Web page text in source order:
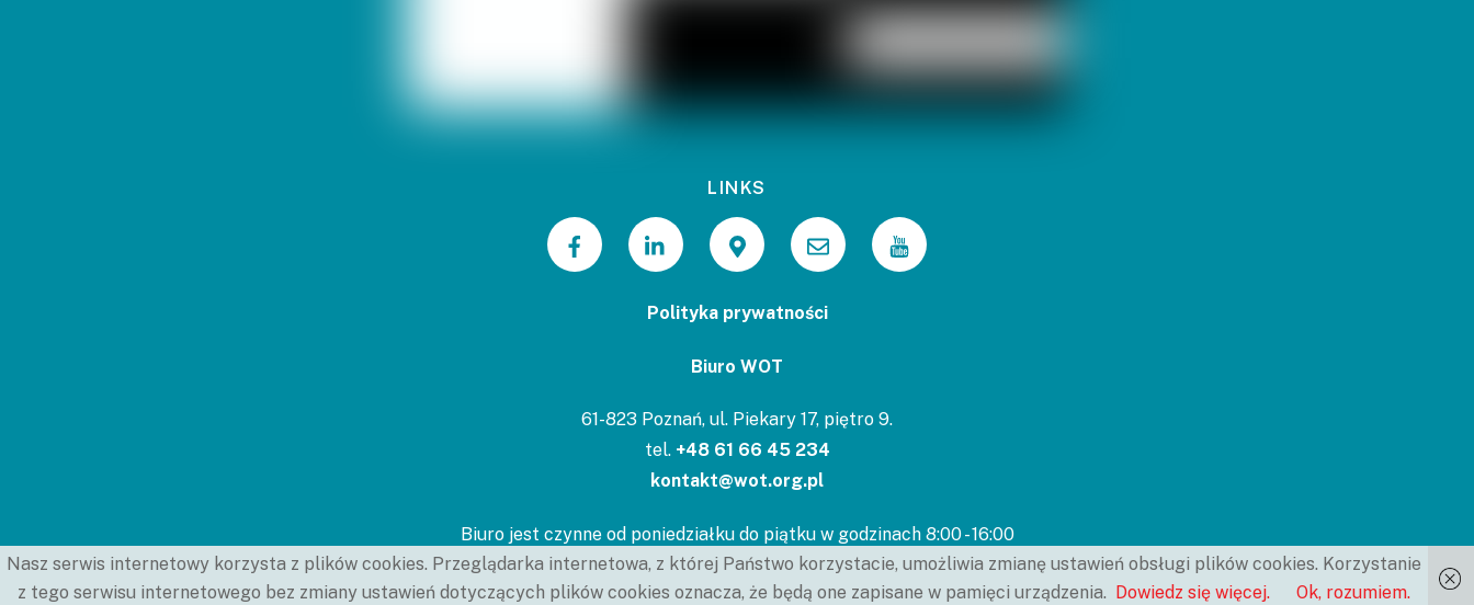
LINKS
Polityka prywatności
Biuro WOT
61-823 Poznań, ul. Piekary 17, piętro 9.
tel. +48 61 66 45 234
kontakt@wot.org.pl
Biuro jest czynne od poniedziałku do piątku w godzinach 8:00 - 16:00
Nasz serwis internetowy korzysta z plików cookies. Przeglądarka internetowa, z której Państwo korzystacie, umożliwia zmianę ustawień obsługi plików cookies. Korzystanie
z tego serwisu internetowego bez zmiany ustawień dotyczących plików cookies oznacza, że będą one zapisane w pamięci urządzenia. Dowiedz się więcej. Ok, rozumiem.